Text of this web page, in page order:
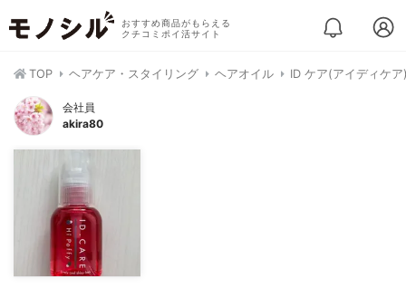
おすすめ商品がもらえる
クチコミポイ活サイト
TOP ヘアケア・スタイリング ヘアオイル ID ケア(アイディケ
会社員
akira80